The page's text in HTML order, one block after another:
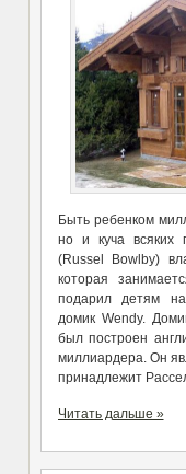
Быть ребенком
но и куча всяких
(Russel Bowlby)
которая
подарил детям
домик Wendy.
был построен
миллиардера. Он
принадлежит
Читать дальше »